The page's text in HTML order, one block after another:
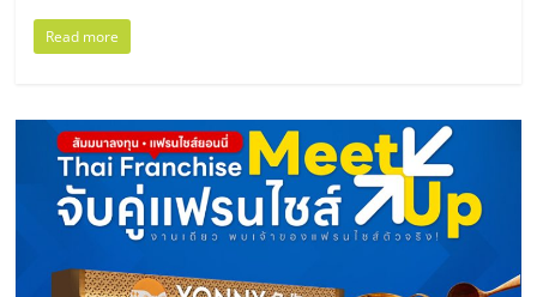
รน
ไชส์,
ปรึกษา
Read more